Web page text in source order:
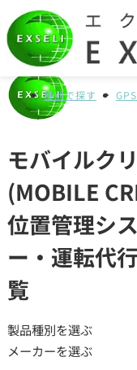
種別で探す
モバイルク
(MOBILE
位置管理シ
ー・運転代
覧
製品種別を選ぶ
メーカーを選ぶ